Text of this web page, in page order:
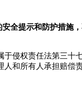
全提示和防护措施
侵权责任法第三十
和所有人承担赔偿